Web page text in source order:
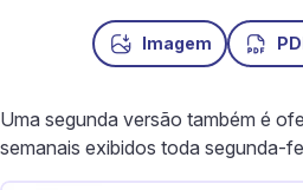
Imagem
Uma segunda versão também é
semanais exibidos toda segunda-